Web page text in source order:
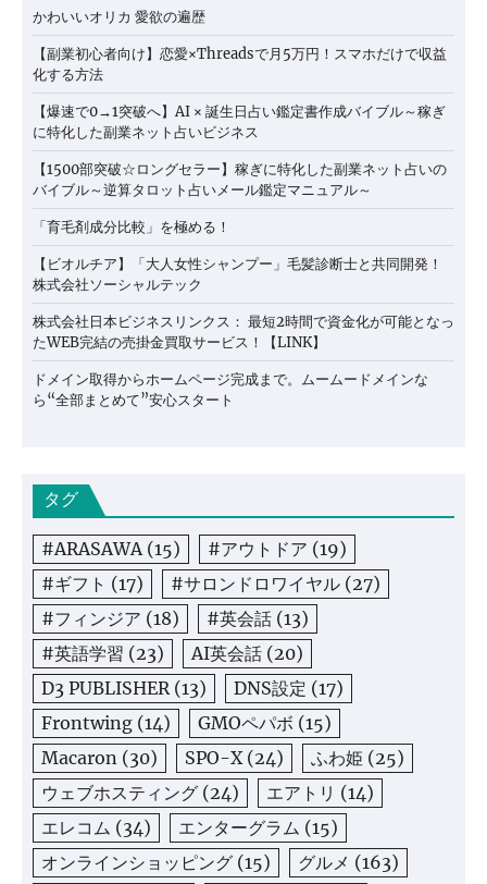
かわいいオリカ 愛欲の遍歴
【副業初心者向け】恋愛×Threadsで月5万円！スマホだけで収益
化する方法
【爆速で0→1突破へ】AI × 誕生日占い鑑定書作成バイブル～稼ぎ
に特化した副業ネット占いビジネス
【1500部突破☆ロングセラー】稼ぎに特化した副業ネット占いの
バイブル～逆算タロット占いメール鑑定マニュアル～
「育毛剤成分比較」を極める！
【ビオルチア】「大人女性シャンプー」毛髪診断士と共同開発！
株式会社ソーシャルテック
株式会社日本ビジネスリンクス： 最短2時間で資金化が可能となっ
たWEB完結の売掛金買取サービス！【LINK】
ドメイン取得からホームページ完成まで。ムームードメインな
ら“全部まとめて”安心スタート
タグ
#ARASAWA(15) #アウトドア (19)
#ギフト (17) #サロンドロワイヤル (27)
#フィンジア (18) #英会話 (13)
#英語学習 (23) AI英会話 (20)
D3 PUBLISHER(13) DNS設定 (17)
Frontwing (14) GMOペパボ (15)
Macaron (30) SPO-X(24) ふわ姫 (25)
ウェブホスティング (24) エアトリ (14)
エレコム (34) エンターグラム (15)
オンラインショッピング (15) グルメ (163)